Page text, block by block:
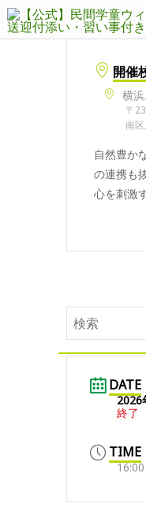
開催
横
〒
南
自然豊か
の連携も
心を刺激
DATE
2026
終了
TIME